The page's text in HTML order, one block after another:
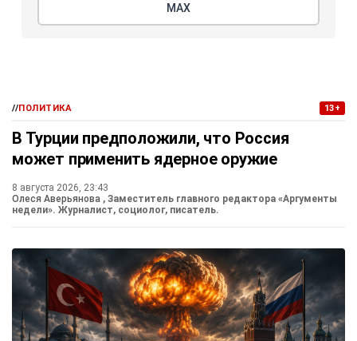
МАХ
//ПОЛИТИКА 13+
В Турции предположили, что Россия
может применить ядерное оружие
8 августа 2026, 23:43
Олеся Аверьянова , Заместитель главного редактора «Аргументы
недели». Журналист, социолог, писатель.